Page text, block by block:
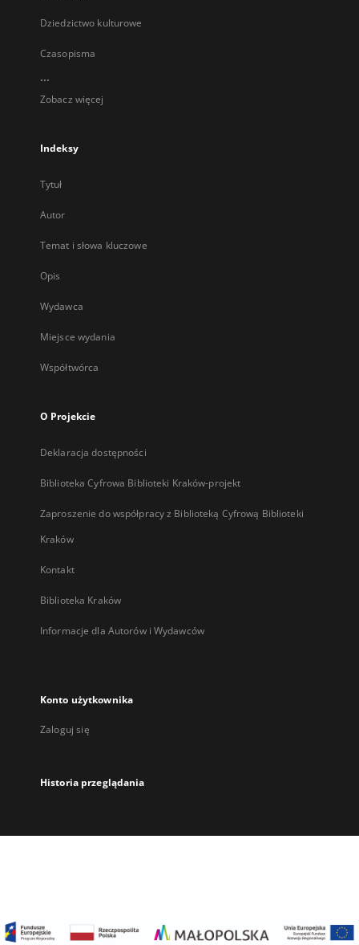
Dziedzictwo kulturowe
Czasopisma
...
Zobacz więcej
Indeksy
Tytuł
Autor
Temat i słowa kluczowe
Opis
Wydawca
Miejsce wydania
Współtwórca
O Projekcie
Deklaracja dostępności
Biblioteka Cyfrowa Biblioteki Kraków-projekt
Zaproszenie do współpracy z Biblioteką Cyfrową Biblioteki
Kraków
Kontakt
Biblioteka Kraków
Informacje dla Autorów i Wydawców
Konto użytkownika
Zaloguj się
Historia przeglądania